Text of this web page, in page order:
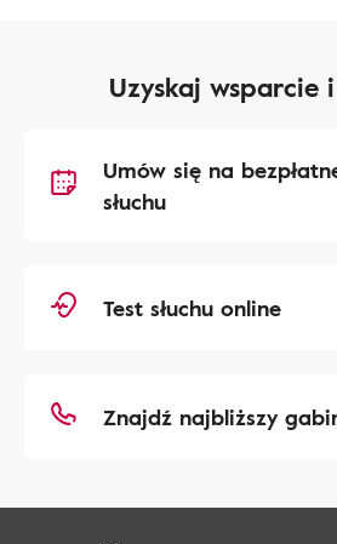
Uzyskaj wsparcie
Umów się na
słuchu
Test słuchu online
Znajdź najbliższy